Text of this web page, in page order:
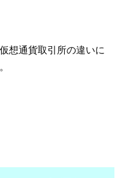
想通貨取引所の違いに